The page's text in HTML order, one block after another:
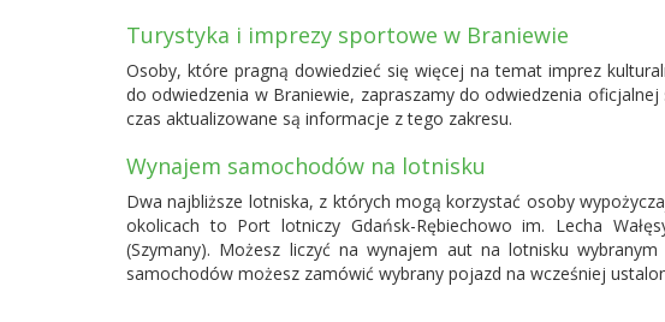
Turystyka i imprezy sportowe w Braniewie
Osoby, które pragną dowiedzieć się więcej na temat imprez
do odwiedzenia w Braniewie, zapraszamy do odwiedzenia
czas aktualizowane są informacje z tego zakresu.
Wynajem samochodów na lotnisku
Dwa najbliższe lotniska, z których mogą korzystać osoby
okolicach to Port lotniczy Gdańsk-Rębiechowo im. Lecha
(Szymany). Możesz liczyć na wynajem aut na lotnisku
samochodów możesz zamówić wybrany pojazd na wcześniej